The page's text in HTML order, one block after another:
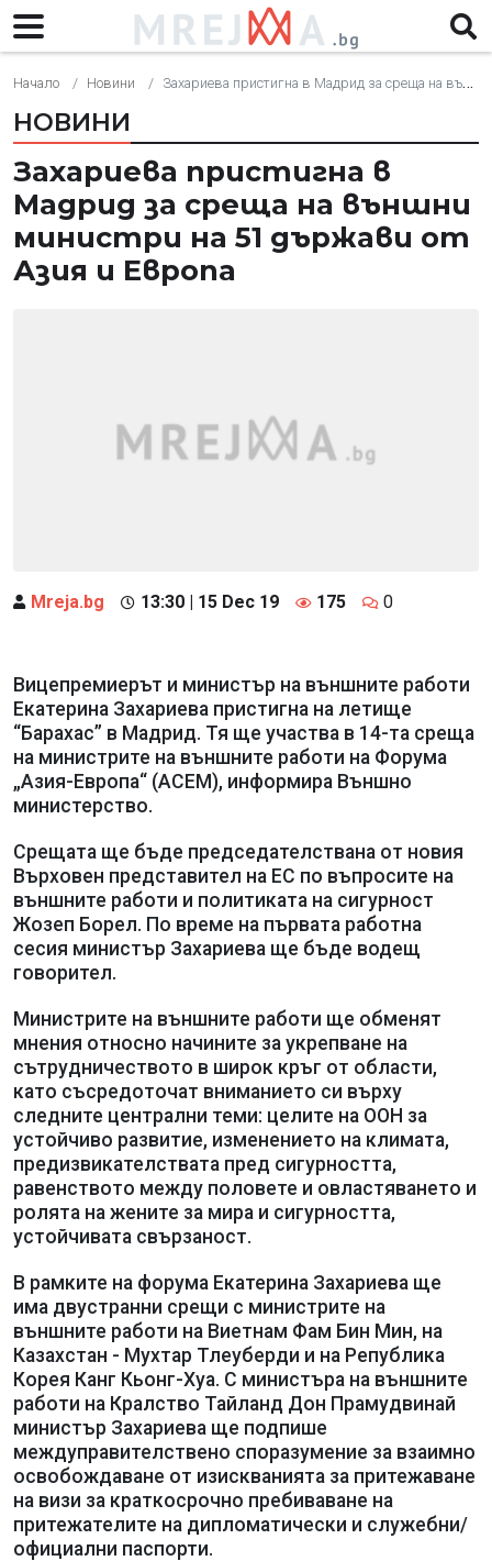
Начало Новини Захариева пристигна в Мадрид за среща на външни министри на 51 държави от Азия и Европа
НОВИНИ
Захариева пристигна в
Мадрид за среща на външни
министри на 51 държави от
Азия и Европа
Mreja.bg 13:30 | 15 Dec 19 175 0
Вицепремиерът и министър на външните работи
Екатерина Захариева пристигна на летище
“Барахас” в Мадрид. Тя ще участва в 14-та среща
на министрите на външните работи на Форума
„Азия-Европа“ (АСЕМ), информира Външно
министерство.
Срещата ще бъде председателствана от новия
Върховен представител на ЕС по въпросите на
външните работи и политиката на сигурност
Жозеп Борел. По време на първата работна
сесия министър Захариева ще бъде водещ
говорител.
Министрите на външните работи ще обменят
мнения относно начините за укрепване на
сътрудничеството в широк кръг от области,
като съсредоточат вниманието си върху
следните централни теми: целите на ООН за
устойчиво развитие, изменението на климата,
предизвикателствата пред сигурността,
равенството между половете и овластяването и
ролята на жените за мира и сигурността,
устойчивата свързаност.
В рамките на форума Екатерина Захариева ще
има двустранни срещи с министрите на
външните работи на Виетнам Фам Бин Мин, на
Казахстан - Мухтар Тлеуберди и на Република
Корея Канг Кьонг-Хуа. С министъра на външните
работи на Кралство Тайланд Дон Прамудвинай
министър Захариева ще подпише
междуправителствено споразумение за взаимно
освобождаване от изискванията за притежаване
на визи за краткосрочно пребиваване на
притежателите на дипломатически и служебни/
официални паспорти.